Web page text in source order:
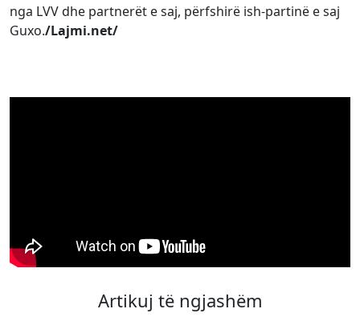
nga LVV dhe partnerët e saj, përfshirë ish-partinë e saj
Guxo./Lajmi.net/
Artikuj të ngjashëm